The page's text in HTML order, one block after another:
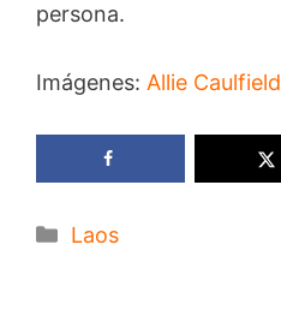
persona.
Imágenes: Allie Caulfield
Categorías
Laos